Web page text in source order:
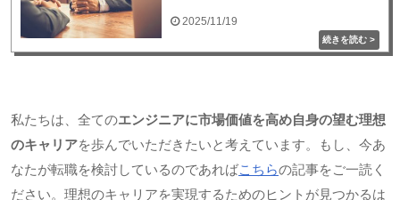
2025/11/19
私たちは、全てのエンジニアに市場価値を高め自身の望む理想
のキャリアを歩んでいただきたいと考えています。もし、今あ
なたが転職を検討しているのであればこちらの記事をご一読く
ださい。理想のキャリアを実現するためのヒントが見つかるは